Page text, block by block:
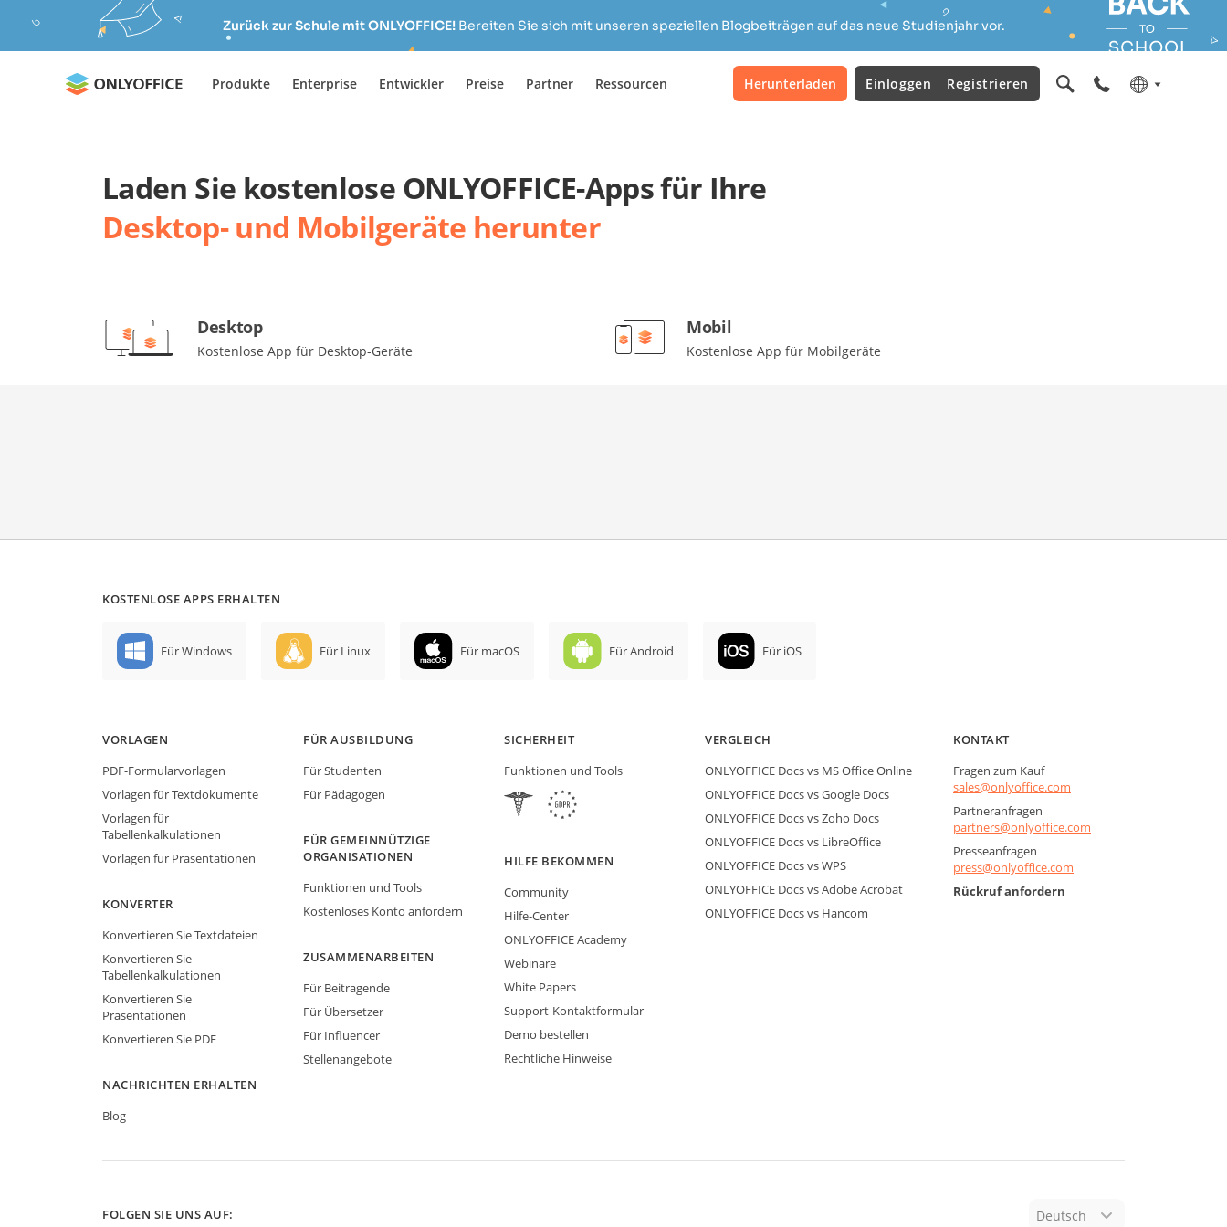
Zurück zur Schule mit ONLYOFFICE!Bereiten Sie sich mit unseren speziellen Blogbeiträgen auf das neue Studienjahr vor.
Produkte Enterprise Entwickler Preise Partner Ressourcen Herunterladen Einloggen Registrieren
Laden Sie kostenlose ONLYOFFICE-Apps für Ihre
Desktop- und Mobilgeräte herunter
Desktop
Kostenlose App für Desktop-Geräte
Mobil
Kostenlose App für Mobilgeräte
KOSTENLOSE APPS ERHALTEN
Für Windows Für Linux Für macOS Für Android Für iOS
VORLAGEN
PDF-Formularvorlagen
Vorlagen für Textdokumente
Vorlagen für
Tabellenkalkulationen
Vorlagen für Präsentationen
KONVERTER
Konvertieren Sie Textdateien
Konvertieren Sie
Tabellenkalkulationen
Konvertieren Sie
Präsentationen
Konvertieren Sie PDF
NACHRICHTEN ERHALTEN
Blog
FÜR AUSBILDUNG
Für Studenten
Für Pädagogen
FÜR GEMEINNÜTZIGE
ORGANISATIONEN
Funktionen und Tools
Kostenloses Konto anfordern
ZUSAMMENARBEITEN
Für Beitragende
Für Übersetzer
Für Influencer
Stellenangebote
SICHERHEIT
Funktionen und Tools
HILFE BEKOMMEN
Community
Hilfe-Center
ONLYOFFICE Academy
Webinare
White Papers
Support-Kontaktformular
Demo bestellen
Rechtliche Hinweise
VERGLEICH
ONLYOFFICE Docs vs MS Office Online
ONLYOFFICE Docs vs Google Docs
ONLYOFFICE Docs vs Zoho Docs
ONLYOFFICE Docs vs LibreOffice
ONLYOFFICE Docs vs WPS
ONLYOFFICE Docs vs Adobe Acrobat
ONLYOFFICE Docs vs Hancom
KONTAKT
Fragen zum Kauf
sales@onlyoffice.com
Partneranfragen
partners@onlyoffice.com
Presseanfragen
press@onlyoffice.com
Rückruf anfordern
FOLGEN SIE UNS AUF: Deutsch